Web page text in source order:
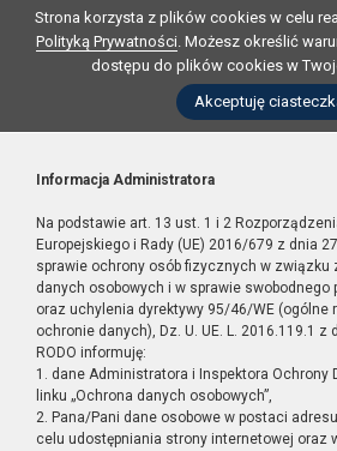
Strona korzysta z plików cookies w celu
Polityką Prywatności. Możesz określić
dostępu do plików cookies w
Akceptuję
Informacja Administratora
Na podstawie art. 13 ust. 1 i 2
Europejskiego i Rady (UE) 2016/679 z dnia
sprawie ochrony osób fizycznych w związku
danych osobowych i w sprawie swobodnego
oraz uchylenia dyrektywy 95/46/WE (ogólne
ochronie danych), Dz. U. UE. L. 2016.119.1 z
RODO informuję:
1. dane Administratora i Inspektora Ochrony
linku „Ochrona danych osobowych”,
2. Pana/Pani dane osobowe w postaci
celu udostępniania strony internetowej oraz